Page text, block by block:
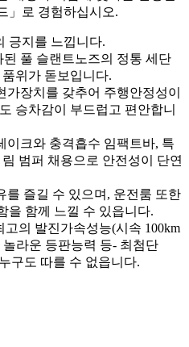
」로 경험하십시오.
긍지를 느낍니다.
풀 슬랜트노즈의 정통 세단
위가 돋보입니다.
가장치를 갖추어 주행안정성이
승차감이 부드럽고 편안합니
이크와 충격흡수 임팩트바, 특
범퍼 채용으로 안전성이 단연
를 즐길 수 있으며, 운전룸 또한
을 함께 느낄 수 있읍니다.
고의 발진가속성능(시속 100km
라운 등판능력 등- 최첨단
구도 따를 수 없읍니다.